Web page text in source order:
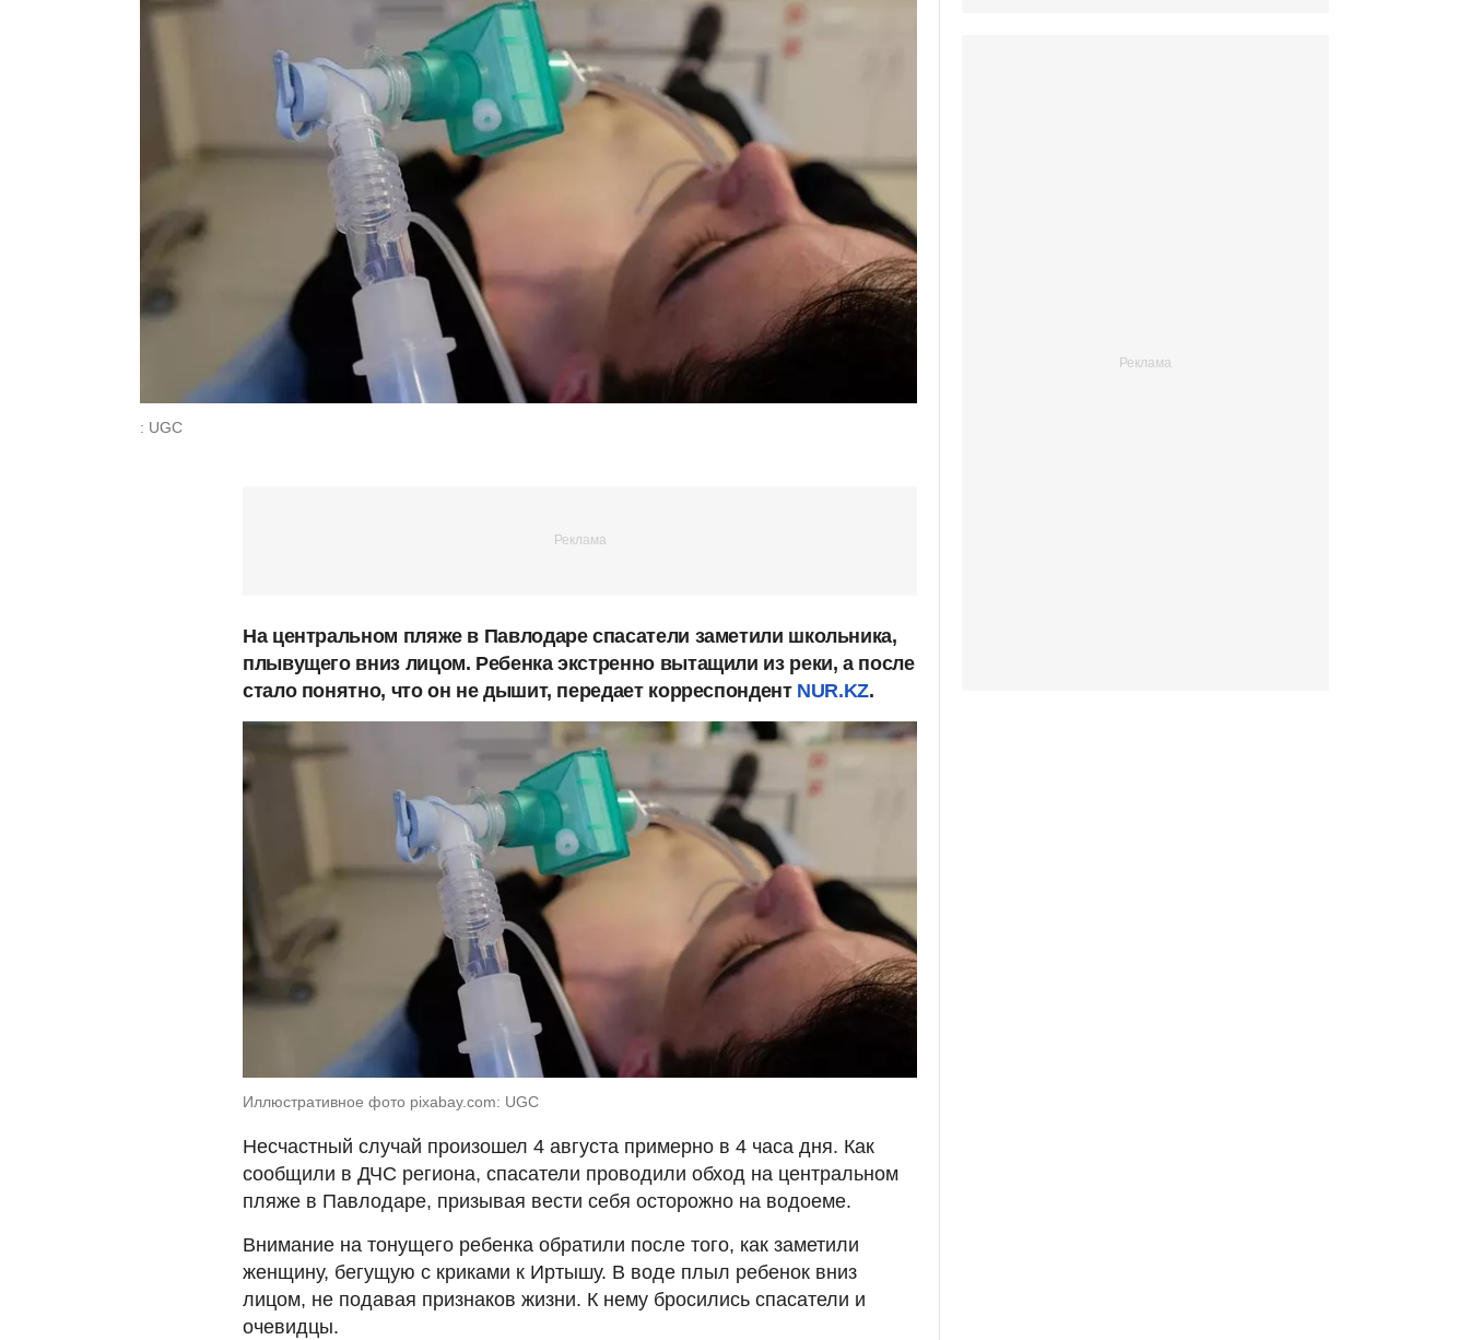
: UGC
На центральном пляже в Павлодаре спасатели заметили школьника,
плывущего вниз лицом. Ребенка экстренно вытащили из реки, а после
стало понятно, что он не дышит, передает корреспондент NUR.KZ.
Иллюстративное фото pixabay.com: UGC
Несчастный случай произошел 4 августа примерно в 4 часа дня. Как
сообщили в ДЧС региона, спасатели проводили обход на центральном
пляже в Павлодаре, призывая вести себя осторожно на водоеме.
Внимание на тонущего ребенка обратили после того, как заметили
женщину, бегущую с криками к Иртышу. В воде плыл ребенок вниз
лицом, не подавая признаков жизни. К нему бросились спасатели и
очевидцы.